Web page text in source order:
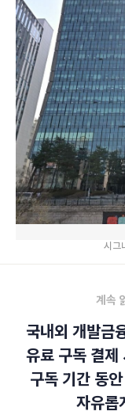
시그
계속
국내외 개발금
유료 구독 결제
구독 기간 동
자유롭